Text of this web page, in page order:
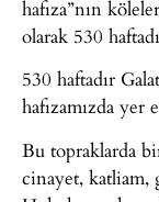
hafıza”nın
olarak 530
530 haftadır
hafızamızda
Bu topraklarda
cinayet, katliam,